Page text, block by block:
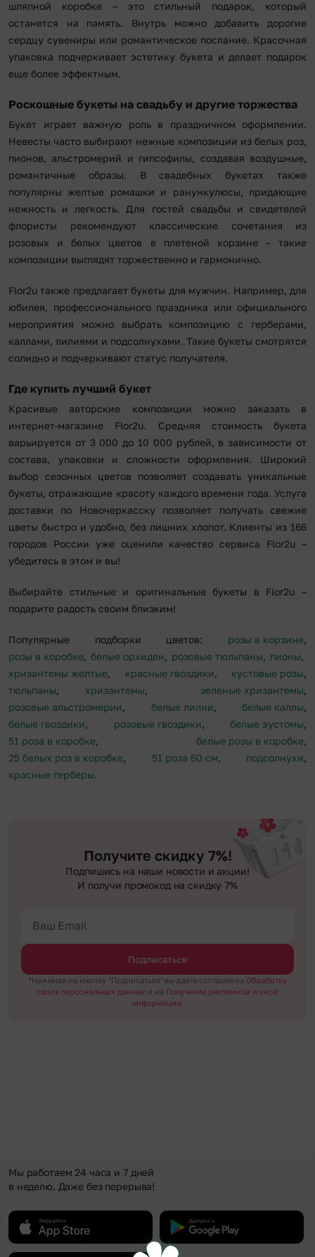
шляпной коробке – это стильный подарок, который
останется на память. Внутрь можно добавить дорогие
сердцу сувениры или романтическое послание. Красочная
упаковка подчеркивает эстетику букета и делает подарок
еще более эффектным.
Роскошные букеты на свадьбу и другие торжества
Букет играет важную роль в праздничном оформлении.
Невесты часто выбирают нежные композиции из белых роз,
пионов, альстромерий и гипсофилы, создавая воздушные,
романтичные образы. В свадебных букетах также
популярны желтые ромашки и ранункулюсы, придающие
нежность и легкость. Для гостей свадьбы и свидетелей
флористы рекомендуют классические сочетания из
розовых и белых цветов в плетеной корзине – такие
композиции выглядят торжественно и гармонично.
Flor2u также предлагает букеты для мужчин. Например, для
юбилея, профессионального праздника или официального
мероприятия можно выбрать композицию с герберами,
каллами, лилиями и подсолнухами. Такие букеты смотрятся
солидно и подчеркивают статус получателя.
Где купить лучший букет
Красивые авторские композиции можно заказать в
интернет-магазине Flor2u. Средняя стоимость букета
варьируется от 3 000 до 10 000 рублей, в зависимости от
состава, упаковки и сложности оформления. Широкий
выбор сезонных цветов позволяет создавать уникальные
букеты, отражающие красоту каждого времени года. Услуга
доставки по Новочеркасску позволяет получать свежие
цветы быстро и удобно, без лишних хлопот. Клиенты из 166
городов России уже оценили качество сервиса Flor2u –
убедитесь в этом и вы!
Выбирайте стильные и оригинальные букеты в Flor2u –
подарите радость своим близким!
Популярные подборки цветов: розы в корзине,
розы в коробке, белые орхидеи, розовые тюльпаны, пионы,
хризантемы желтые, красные гвоздики, кустовые розы,
тюльпаны, хризантемы, зеленые хризантемы,
розовые альстромерии, белые лилии, белые каллы,
белые гвоздики, розовые гвоздики, белые эустомы,
51 роза в коробке, белые розы в коробке,
25 белых роз в коробке, 51 роза 60 см, подсолнухи,
красные герберы.
Получите скидку 7%!
Подпишись на наши новости и акции!
И получи промокод на скидку 7%
Подписаться
*Нажимая на кнопку "Подписаться" вы даёте согласие на Обработку
своих персональных данных и на Получение рекламной и иной
информации.
Мы работаем 24 часа и 7 дней
в неделю. Даже без перерыва!